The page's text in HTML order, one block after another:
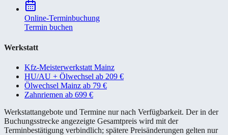
Online-Terminbuchung
Termin buchen
Werkstatt
Kfz-Meisterwerkstatt Mainz
HU/AU + Ölwechsel ab 209 €
Ölwechsel Mainz ab 79 €
Zahnriemen ab 699 €
Werkstattangebote und Termine nur nach Verfügbarkeit. Der in der
Buchungsstrecke angezeigte Gesamtpreis wird mit der
Terminbestätigung verbindlich; spätere Preisänderungen gelten nur